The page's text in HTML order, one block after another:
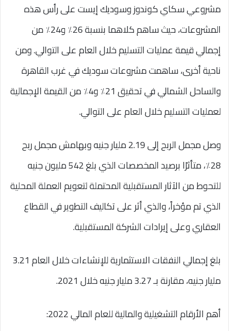
مشروعي سكاي كوندوز وسوديك إيست على رأس هذه
المشروعات، حيث ساهم كلاهما بنسبة 26٪ و24٪ من
إجمالي قيمة عمليات التسليم خلال العام على التوالي. ومن
ناحية أخرى، ساهمت مشروعات سوديك في غرب القاهرة
والساحل الشمالي في تحقيق 21٪ و4٪ من القيمة الإجمالية
لعمليات التسليم خلال العام على التوالي.
وصل مجمل الربح إلى 2.19 مليار جنيه وبهامش مجمل ربح
28٪، متأثرًا برصيد المخصصات الذي بلغ 542 مليون جنيه
للتحوط من الآثار المستقبلية المحتملة لتعويم العملة المحلية
الذي تم مؤخراً، والذي أثر على تكاليف التطوير في القطاع
العقاري وعلى إيرادات الشركة المستقبلية.
بلغ إجمالي النفقات الاستثمارية للإنشاءات خلال العام 3.21
مليار جنيه، مقارنة بـ 3.27 مليار جنيه خلال 2021.
أهم الأرقام التشغيلية والمالية للعام المالي 2022: